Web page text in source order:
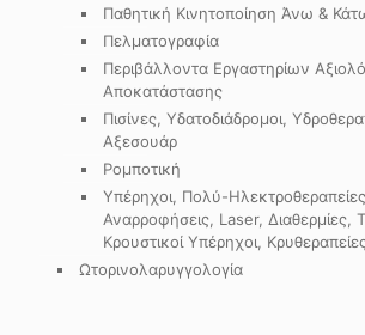
Παθητική Κινητοποίηση Άνω &
Πελματογραφία
Περιβάλλοντα Εργαστηρίων
Αποκατάστασης
Πισίνες, Υδατοδιάδρομοι,
Αξεσουάρ
Ρομποτική
Υπέρηχοι, Πολύ-
Αναρροφήσεις, Laser, Διαθερμίες,
Κρουστικοί Υπέρηχοι,
Ωτορινολαρυγγολογία